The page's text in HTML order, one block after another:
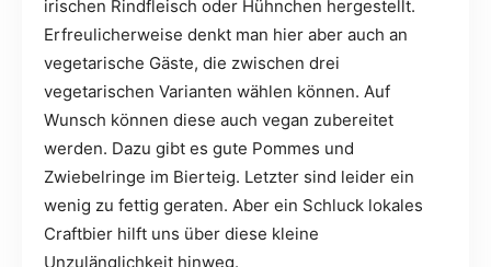
irischen Rindfleisch oder Hühnchen hergestellt.
Erfreulicherweise denkt man hier aber auch an
vegetarische Gäste, die zwischen drei
vegetarischen Varianten wählen können. Auf
Wunsch können diese auch vegan zubereitet
werden. Dazu gibt es gute Pommes und
Zwiebelringe im Bierteig. Letzter sind leider ein
wenig zu fettig geraten. Aber ein Schluck lokales
Craftbier hilft uns über diese kleine
Unzulänglichkeit hinweg.